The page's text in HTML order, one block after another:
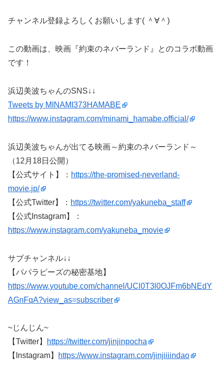
チャンネル登録よろしくお願いします( ＾∀＾)
この動画は、映画『約束のネバーランド』とのコラボ動画
です！
浜辺美波ちゃんのSNS↓↓
Tweets by MINAMI373HAMABE
https://www.instagram.com/minami_hamabe.official/
浜辺美波ちゃんが出てる映画～約束のネバーランド～
（12月18日公開）
【公式サイト】： https://the-promised-neverland-
movie.jp/
【公式Twitter】： https://twitter.com/yakuneba_staff
【公式Instagram】：
https://www.instagram.com/yakuneba_movie
サブチャンネル↓↓
【パパラピーズの秘密基地】
https://www.youtube.com/channel/UCl0T3l0OJFm6bNEdY
AGnFqA?view_as=subscriber
~じんじん~
【Twitter】
https://twitter.com/jinjinpocha
【Instagram】
https://www.instagram.com/jinjiiiindao